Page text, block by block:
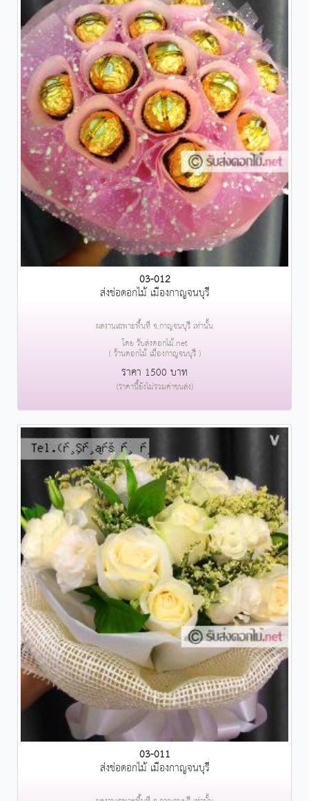
03-012
ส่งช่อดอกไม้ เมืองกาญจนบุรี
ผลงานเฉพาะพื้นที่ จ.กาญจนบุรี เท่านั้น
โดย รับส่งดอกไม้.net
( ร้านดอกไม้ เมืองกาญจนบุรี )
ราคา 1500 บาท
(ราคานี้ยังไม่รวมค่าขนส่ง)
03-011
ส่งช่อดอกไม้ เมืองกาญจนบุรี